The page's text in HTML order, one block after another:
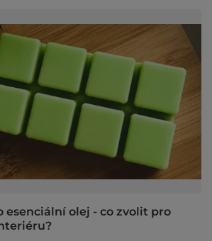
esenciální olej - co zvolit pro